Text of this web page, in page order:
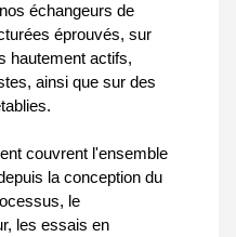
échangeurs de
éprouvés, sur
hautement actifs,
ainsi que sur des
couvrent l'ensemble
la conception du
le
les essais en